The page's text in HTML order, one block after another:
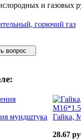
и газовых
горючий газ
вопрос
мундштука Гайка,
28.67